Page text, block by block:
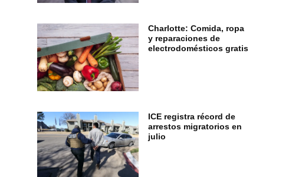
Charlotte: Comida, ropa
y reparaciones de
electrodomésticos gratis
ICE registra récord de
arrestos migratorios en
julio